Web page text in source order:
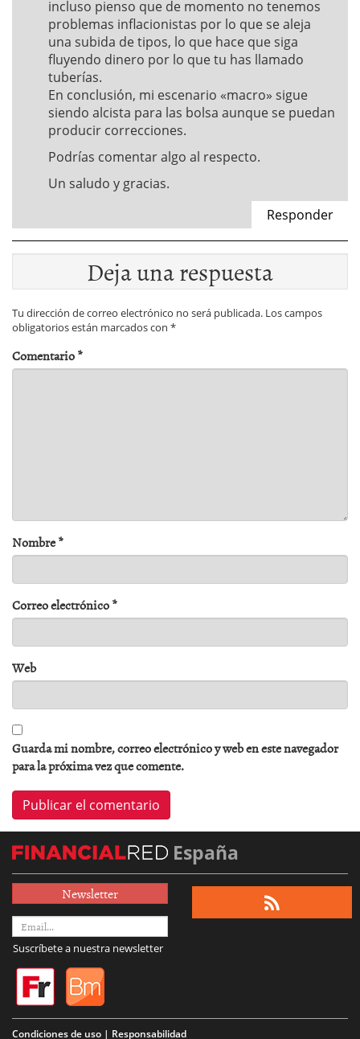
incluso pienso que de momento no tenemos
problemas inflacionistas por lo que se aleja
una subida de tipos, lo que hace que siga
fluyendo dinero por lo que tu has llamado
tuberías.
En conclusión, mi escenario «macro» sigue
siendo alcista para las bolsa aunque se puedan
producir correcciones.
Podrías comentar algo al respecto.
Un saludo y gracias.
Responder
Deja una respuesta
Tu dirección de correo electrónico no será publicada. Los campos
obligatorios están marcados con *
Comentario*
Nombre*
Correo electrónico*
Web
Guarda mi nombre, correo electrónico y web en este navegador
para la próxima vez que comente.
España
Newsletter
Suscríbete a nuestra newsletter
Condiciones de uso | Responsabilidad